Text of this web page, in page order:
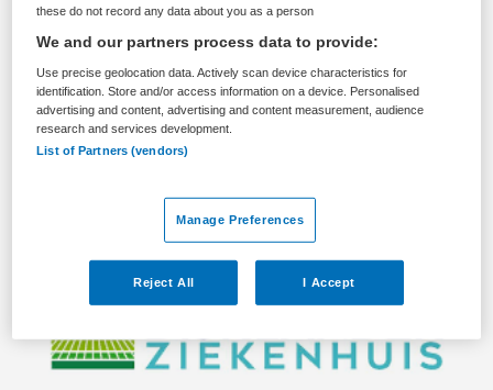
Vacature niet beschikbaar
Deze vacature Teamleider polikliniek Urologie bij
Dijklander Ziekenhuis is niet meer actueel. Hieronder
staan enkele vergelijkbare vacatures die voor u wellicht
interessant zijn.
these do not record any data about you as a person
We and our partners process data to provide:
Use precise geolocation data. Actively scan device characteristics for
identification. Store and/or access information on a device. Personalised
advertising and content, advertising and content measurement, audience
research and services development.
List of Partners (vendors)
Manage Preferences
Reject All I Accept